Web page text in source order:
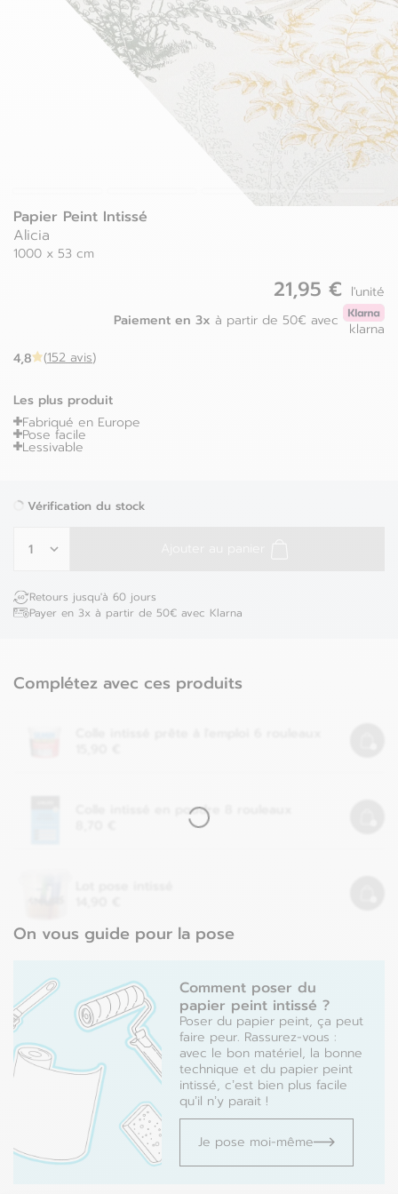
Papier Peint Intissé
Alicia
1000 x 53 cm
21,95 € l'unité
Paiement en 3x à partir de 50€ avec
klarna
4,8 (152 avis)
Les plus produit
Fabriqué en Europe
Pose facile
Lessivable
Vérification du stock
Retours jusqu'à 60 jours
Payer en 3x à partir de 50€ avec Klarna
Complétez avec ces produits
Colle intissé en poudre
On vous guide pour la pose
Comment poser du
papier peint intissé ?
Poser du papier peint, ça peut
faire peur. Rassurez-vous :
avec le bon matériel, la bonne
technique et du papier peint
intissé, c’est bien plus facile
qu’il n’y parait !
Je pose moi-même
Grèce
Luxembourg
Pays-bas
Pologne
Portugal
Roumanie